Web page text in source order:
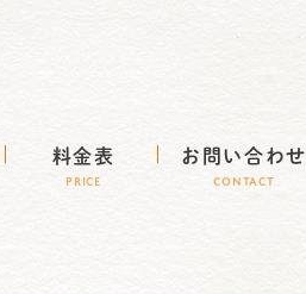
料金表
Price
お問い合わせ
CONTACT